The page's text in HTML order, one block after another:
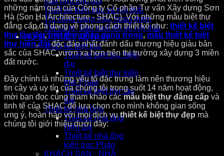
Thiết kế kiến trúc và nội thất
Thi công hạng mục hoàn thiện
Thi công, Sản xuất đồ gỗ nội thất
HỒ SƠ THIẾT KẾ NHÀ
Thiết kế biệt thự
Thiết kế biệt thự hiện
đại
Thiết kế biệt thự kiến
trúc Pháp
Thiết kế biệt thự lâu
đài
Thiết kế nhà ống
Thiết kế nhà ống
hiện đại
Thiết kế nhà ống
kiến trúc Pháp
KHÁCH SẠN - NHÀ
những năm qua của Công ty Cổ phần Tư vấn Xây dựng Sơn
Hà (Son Ha Architecture - SHAC). Với những mẫu biệt thự
đẳng cấp đa dạng về phong cách thiết kế như: thiết kế biệt
thự lâu đài,biệt thự pháp sang trọng, mẫu thiết kế biệt
thự hiện đạiđộc đáo nhất đánh dấu thương hiệu giàu bản
sắc của SHAC vươn xa hơn trên thị trường xây dựng 3 miền
đất nước.
Đây chính là những yếu tố đặc trưng làm nên thương hiệu
tin cậy và uy tín của chúng tôi trong suốt 14 năm hoạt động,
mời bạn đọc cùng tham khảo cácmẫu biệt thự đẳng cấp và
tinh tế của SHAC để lựa chọn cho mình không gian sống
ưng ý, hoàn hảo với mọi dịch vụthiết kế biệt thự đẹp mà
chúng tôi giới thiệu dưới đây: